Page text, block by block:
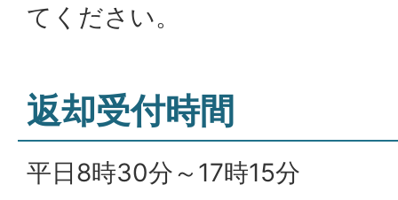
てください。
返却受付時間
平日8時30分～17時15分